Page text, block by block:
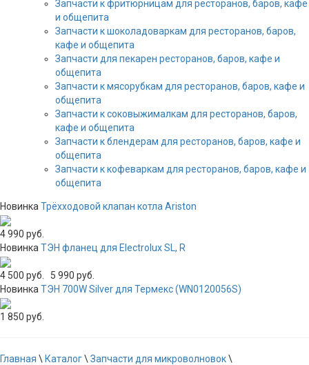
Запчасти к фритюрницам для ресторанов, баров, кафе
и общепита
Запчасти к шоколадоваркам для ресторанов, баров,
кафе и общепита
Запчасти для пекарен ресторанов, баров, кафе и
общепита
Запчасти к мясорубкам для ресторанов, баров, кафе и
общепита
Запчасти к соковыжималкам для ресторанов, баров,
кафе и общепита
Запчасти к блендерам для ресторанов, баров, кафе и
общепита
Запчасти к кофеваркам для ресторанов, баров, кафе и
общепита
Новинка Трёхходовой клапан котла Ariston
4 990 руб.
Новинка ТЭН фланец для Electrolux SL, R
4 500 руб.
5 990 руб.
Новинка ТЭН 700W Silver для Термекс (WN0120056S)
1 850 руб.
Главная \ Каталог\ Запчасти для микроволновок\